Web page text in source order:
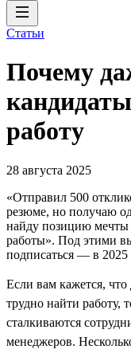
Статьи
Почему
работу
28 августа 2025
«Отправил 500
резюме, но получаю
найду позицию мечты
работы». Под этими
подписаться ― в 2025
Если вам кажется,
трудно найти работу,
сталкиваются
менеджеров.